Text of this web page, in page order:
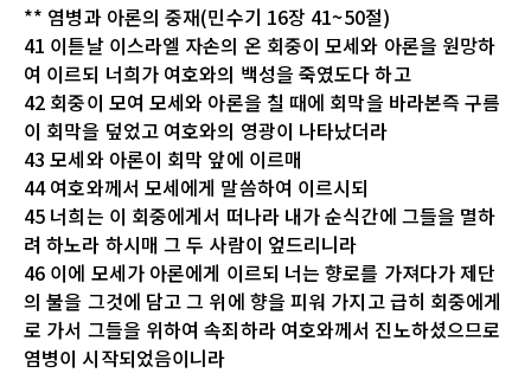
** 염병과 아론의 중재(민수기 16장 41~50절)
41 이튿날 이스라엘 자손의 온 회중이 모세와 아론을 원망하
여 이르되 너희가 여호와의 백성을 죽였도다 하고
42 회중이 모여 모세와 아론을 칠 때에 회막을 바라본즉 구름
이 회막을 덮었고 여호와의 영광이 나타났더라
43 모세와 아론이 회막 앞에 이르매
44 여호와께서 모세에게 말씀하여 이르시되
45 너희는 이 회중에게서 떠나라 내가 순식간에 그들을 멸하
려 하노라 하시매 그 두 사람이 엎드리니라
46 이에 모세가 아론에게 이르되 너는 향로를 가져다가 제단
의 불을 그것에 담고 그 위에 향을 피워 가지고 급히 회중에게
로 가서 그들을 위하여 속죄하라 여호와께서 진노하셨으므로
염병이 시작되었음이니라